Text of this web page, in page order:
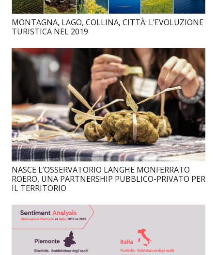
MONTAGNA, LAGO, COLLINA, CITTÀ: L’EVOLUZIONE
TURISTICA NEL 2019
NASCE L’OSSERVATORIO LANGHE MONFERRATO
ROERO, UNA PARTNERSHIP PUBBLICO-PRIVATO PER
IL TERRITORIO